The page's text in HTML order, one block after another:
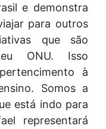
e demonstra
para outros
que são
ONU. Isso
à
Somos a
está indo para
representará